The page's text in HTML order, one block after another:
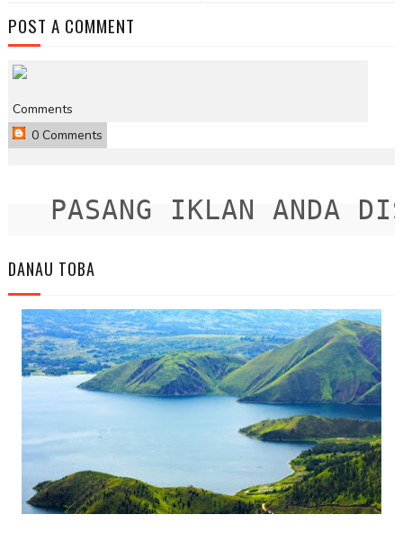
POST A COMMENT
Comments
0 Comments
PASANG IKLAN ANDA
DANAU TOBA